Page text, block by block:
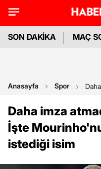
SON DAKİKA MAÇ
Anasayfa Spor
Daha imza
İşte
istediği isim